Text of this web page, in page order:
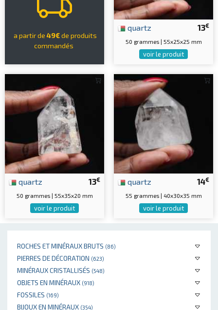
ROCHES ET MINÉRAUX BRUTS (86)
PIERRES DE DÉCORATION (623)
MINÉRAUX CRISTALLISÉS (548)
OBJETS EN MINÉRAUX (918)
FOSSILES (169)
BIJOUX EN MINÉRAUX (354)
a partir de 49€de produits
commandés
13€
quartz
50 grammes | 55x25x25 mm
voir le produit
13€
quartz
50 grammes | 55x35x20 mm
voir le produit
14€
quartz
55 grammes | 40x30x35 mm
voir le produit